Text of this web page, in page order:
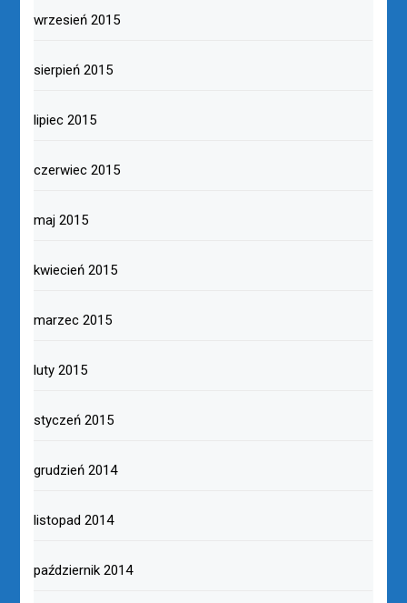
wrzesień 2015
sierpień 2015
lipiec 2015
czerwiec 2015
maj 2015
kwiecień 2015
marzec 2015
luty 2015
styczeń 2015
grudzień 2014
listopad 2014
październik 2014